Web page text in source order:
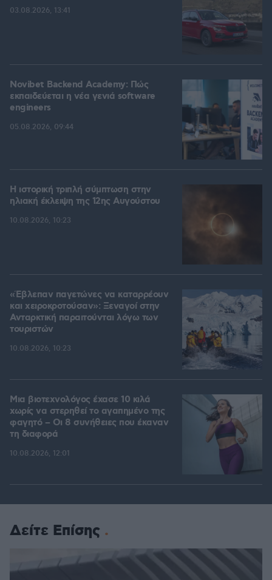
03.08.2026, 13:41
Novibet Backend Academy: Πώς
εκπαιδεύεται η νέα γενιά software
engineers
05.08.2026, 09:44
Η ιστορική τριπλή σύμπτωση στην
ηλιακή έκλειψη της 12ης Αυγούστου
10.08.2026, 10:23
«Έβλεπαν παγετώνες να καταρρέουν
και χειροκροτούσαν»: Ξεναγοί στην
Ανταρκτική παραιτούνται λόγω των
τουριστών
10.08.2026, 10:23
Μια βιοτεχνολόγος έχασε 10 κιλά
χωρίς να στερηθεί το αγαπημένο της
φαγητό – Οι 8 συνήθειες που έκαναν
τη διαφορά
10.08.2026, 12:01
Δείτε Επίσης